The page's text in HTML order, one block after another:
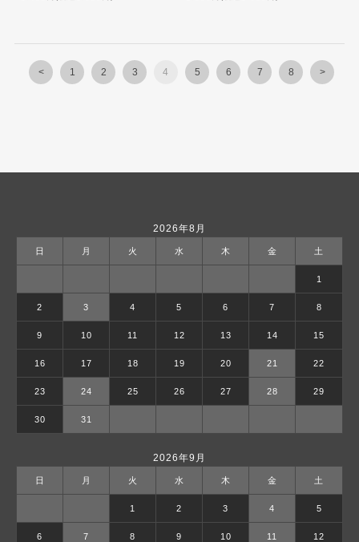
< 1 2 3 4 5 6 7 8 >
2026年8月
日 月 火 水 木 金 土
1
2 3 4 5 6 7 8
9 10 11 12 13 14 15
16 17 18 19 20 21 22
23 24 25 26 27 28 29
30 31
2026年9月
日 月 火 水 木 金 土
1 2 3 4 5
6 7 8 9 10 11 12